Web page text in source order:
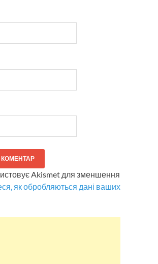
Akismet для зменшення
як обробляються дані ваших